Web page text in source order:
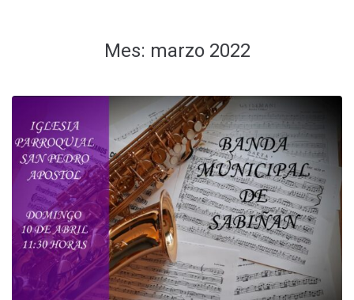
Mes: marzo 2022